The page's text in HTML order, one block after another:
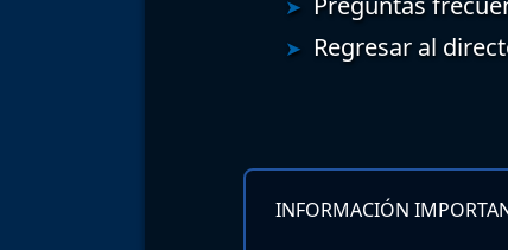
Regresar al
INFORMACIÓN